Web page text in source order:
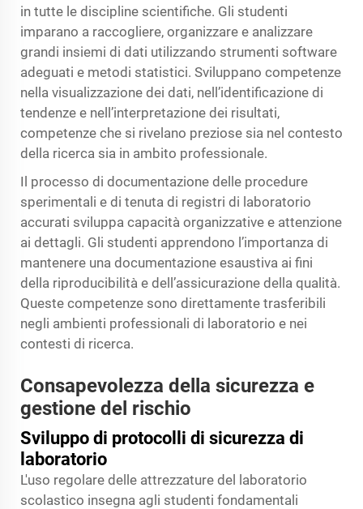
in tutte le discipline scientifiche. Gli studenti
imparano a raccogliere, organizzare e analizzare
grandi insiemi di dati utilizzando strumenti software
adeguati e metodi statistici. Sviluppano competenze
nella visualizzazione dei dati, nell’identificazione di
tendenze e nell’interpretazione dei risultati,
competenze che si rivelano preziose sia nel contesto
della ricerca sia in ambito professionale.
Il processo di documentazione delle procedure
sperimentali e di tenuta di registri di laboratorio
accurati sviluppa capacità organizzative e attenzione
ai dettagli. Gli studenti apprendono l’importanza di
mantenere una documentazione esaustiva ai fini
della riproducibilità e dell’assicurazione della qualità.
Queste competenze sono direttamente trasferibili
negli ambienti professionali di laboratorio e nei
contesti di ricerca.
Consapevolezza della sicurezza e
gestione del rischio
Sviluppo di protocolli di sicurezza di
laboratorio
L'uso regolare delle attrezzature del laboratorio
scolastico insegna agli studenti fondamentali